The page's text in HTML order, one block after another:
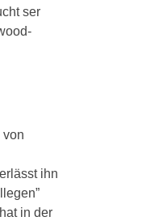
ser
von
ihn
in der